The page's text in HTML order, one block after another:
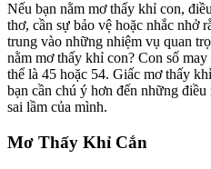
Nếu bạn nằm mơ thấy khỉ con,
thơ, cần sự bảo vệ hoặc nhắc nhở
trung vào những nhiệm vụ quan
nằm mơ thấy khỉ con? Con số
thể là 45 hoặc 54. Giấc mơ thấy
bạn cần chú ý hơn đến những
sai lầm của mình.
Mơ Thấy Khỉ Cắn